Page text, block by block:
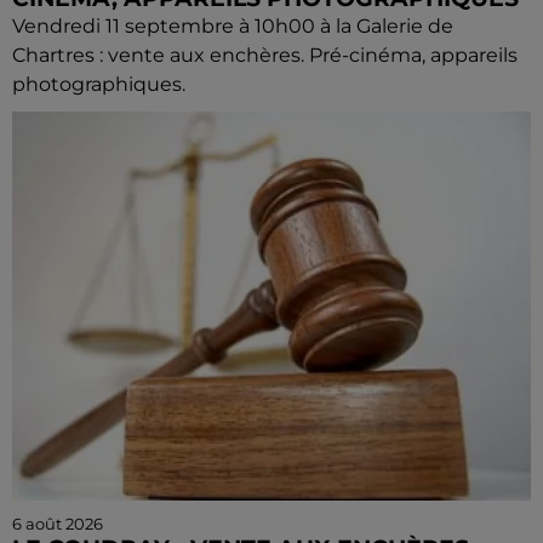
Vendredi 11 septembre à 10h00 à la Galerie de
Chartres : vente aux enchères. Pré-cinéma, appareils
photographiques.
6 août 2026